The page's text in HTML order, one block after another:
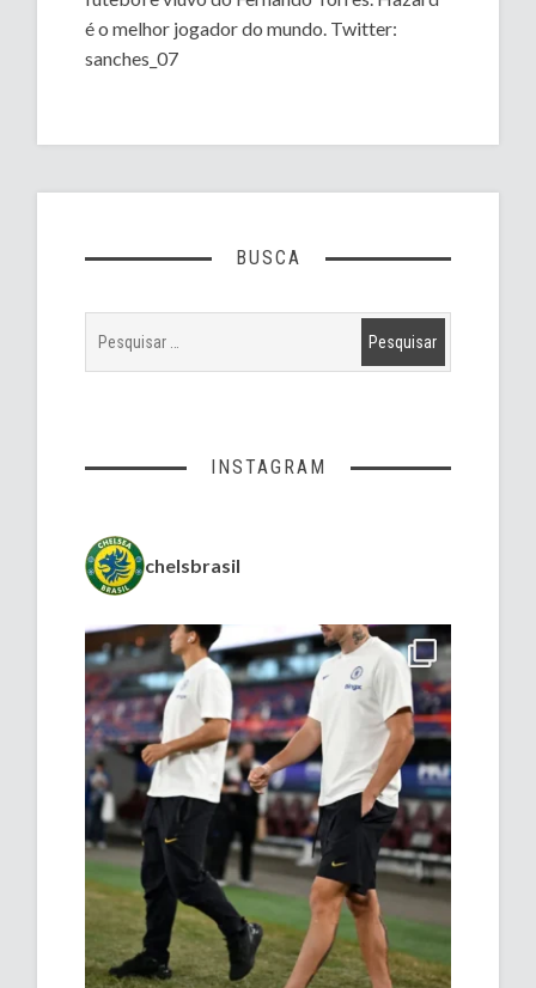
é o melhor jogador do mundo. Twitter:
sanches_07
BUSCA
INSTAGRAM
chelsbrasil